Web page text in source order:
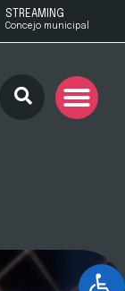
STREAMING
Concejo municipal